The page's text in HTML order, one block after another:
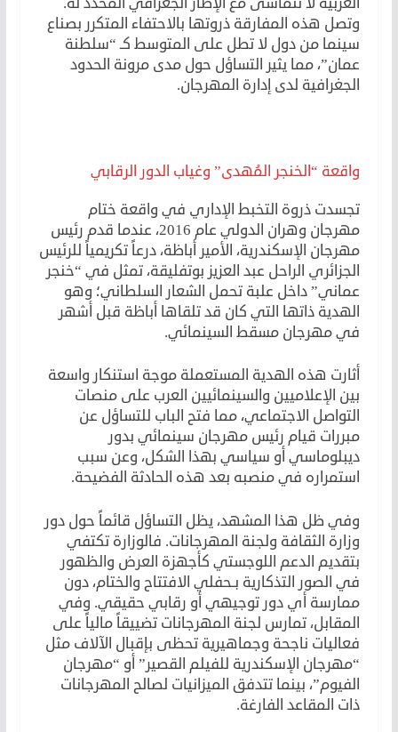
وتصل هذه المفارقة ذروتها بالاحتفاء المتكرر بصناع
سينما من دول لا تطل على المتوسط كـ “سلطنة
عمان”، مما يثير التساؤل حول مدى مرونة الحدود
الجغرافية لدى إدارة المهرجان.
واقعة “الخنجر المُهدى” وغياب الدور الرقابي
تجسدت ذروة التخبط الإداري في واقعة ختام
مهرجان وهران الدولي عام 2016، عندما قدم رئيس
مهرجان الإسكندرية، الأمير أباظة، درعاً تكريمياً للرئيس
الجزائري الراحل عبد العزيز بوتفليقة، تمثل في “خنجر
عماني” داخل علبة تحمل الشعار السلطاني؛ وهو
الهدية ذاتها التي كان قد تلقاها أباظة قبل أشهر
في مهرجان مسقط السينمائي.
أثارت هذه الهدية المستعملة موجة استنكار واسعة
بين الإعلاميين والسينمائيين العرب على منصات
التواصل الاجتماعي، مما فتح الباب للتساؤل عن
مبررات قيام رئيس مهرجان سينمائي بدور
ديبلوماسي أو سياسي بهذا الشكل، وعن سبب
استمراره في منصبه بعد هذه الحادثة الفضيحة.
وفي ظل هذا المشهد، يظل التساؤل قائماً حول دور
وزارة الثقافة ولجنة المهرجانات. فالوزارة تكتفي
بتقديم الدعم اللوجستي كأجهزة العرض والظهور
في الصور التذكارية بـحفلي الافتتاح والختام، دون
ممارسة أي دور توجيهي أو رقابي حقيقي. وفي
المقابل، تمارس لجنة المهرجانات تضييقاً مالياً على
فعاليات ناجحة وجماهيرية تحظى بإقبال الآلاف مثل
“مهرجان الإسكندرية للفيلم القصير” أو “مهرجان
الفيوم”، بينما تتدفق الميزانيات لصالح المهرجانات
ذات المقاعد الفارغة.